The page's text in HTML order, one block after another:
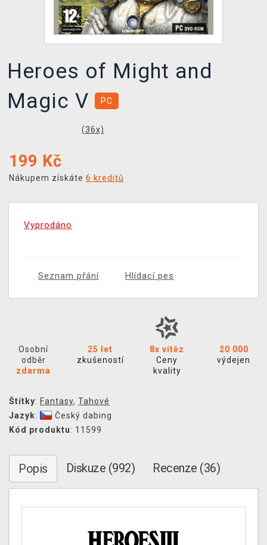
Heroes of Might and
Magic V
PC
(36x)
199 Kč
Nákupem získáte 6 kreditů
Vyprodáno
Seznam přání Hlídací pes
Osobní
odběr
zdarma
25 let
zkušeností
8x vítěz
Ceny
kvality
20 000
výdejen
Štítky: Fantasy, Tahové
Jazyk:
Český dabing
Kód produktu: 11599
Popis Diskuze (992) Recenze (36)